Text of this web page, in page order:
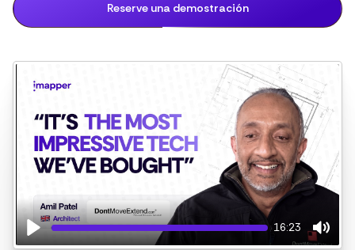
Reserve una demostración
Play
16:23
Mute